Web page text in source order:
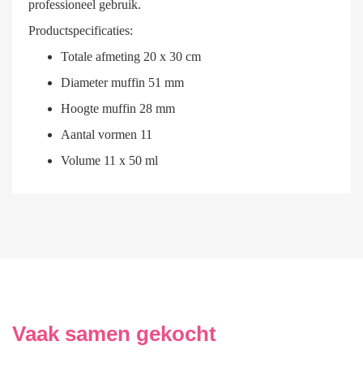
professioneel gebruik.
Productspecificaties:
Totale afmeting 20 x 30 cm
Diameter muffin 51 mm
Hoogte muffin 28 mm
Aantal vormen 11
Volume 11 x 50 ml
Vaak samen gekocht